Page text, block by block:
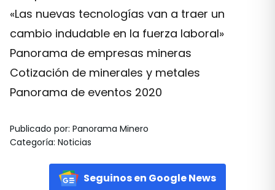
«Las nuevas tecnologías van a traer un
cambio indudable en la fuerza laboral»
Panorama de empresas mineras
Cotización de minerales y metales
Panorama de eventos 2020
Publicado por: Panorama Minero
Categoría: Noticias
Seguinos en Google News